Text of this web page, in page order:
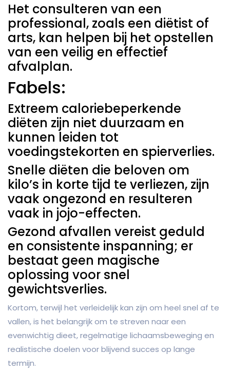
Het consulteren van een
professional, zoals een diëtist of
arts, kan helpen bij het opstellen
van een veilig en effectief
afvalplan.
Fabels:
Extreem caloriebeperkende
diëten zijn niet duurzaam en
kunnen leiden tot
voedingstekorten en spierverlies.
Snelle diëten die beloven om
kilo’s in korte tijd te verliezen, zijn
vaak ongezond en resulteren
vaak in jojo-effecten.
Gezond afvallen vereist geduld
en consistente inspanning; er
bestaat geen magische
oplossing voor snel
gewichtsverlies.
Kortom, terwijl het verleidelijk kan zijn om heel snel af te
vallen, is het belangrijk om te streven naar een
evenwichtig dieet, regelmatige lichaamsbeweging en
realistische doelen voor blijvend succes op lange
termijn.